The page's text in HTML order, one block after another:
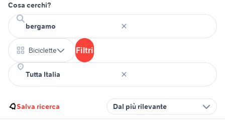
Cosa cerchi?
Biciclette Filtri
Salva ricerca Dal più rilevante